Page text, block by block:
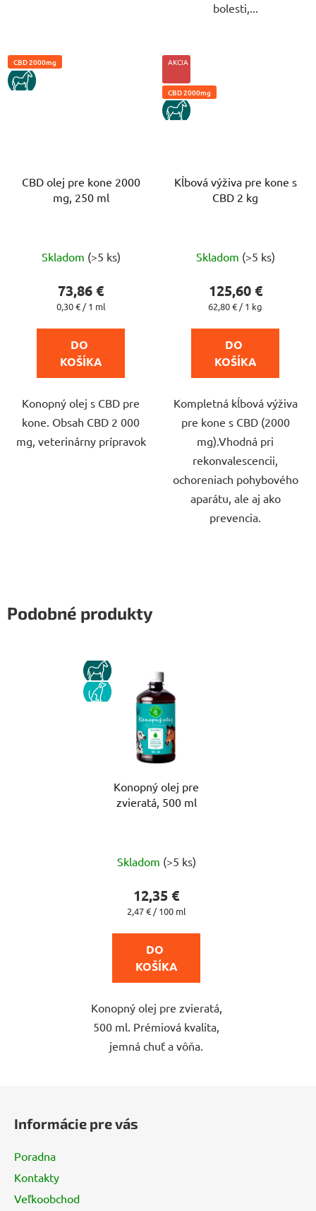
bolesti,...
CBD 2000mg
KUN
CBD olej pre kone 2000
mg, 250 ml
hodnotenie
je
z
5
hviezdičiek.
Skladom (>5 ks)
73,86 €
Jednotková
0,30 € / 1 ml
DO
KOŠÍKA
Konopný olej s CBD pre
kone. Obsah CBD 2 000
mg, veterinárny prípravok
AKCIA
CBD 2000mg
KUN
Kĺbová výživa pre kone s
CBD 2 kg
hodnotenie
je
z
5
hviezdičiek.
Skladom (>5 ks)
125,60 €
Jednotková
62,80 € / 1 kg
DO
KOŠÍKA
Kompletná kĺbová výživa
pre kone s CBD (2000
mg).Vhodná pri
rekonvalescencii,
ochoreniach pohybového
aparátu, ale aj ako
prevencia.
Podobné produkty
KUN
PES
Konopný olej pre
zvieratá, 500 ml
hodnotenie
produktu
je
z
5
hviezdičiek.
Skladom (>5 ks)
12,35 €
Jednotková
2,47 € / 100 ml
DO
KOŠÍKA
Konopný olej pre zvieratá,
500 ml. Prémiová kvalita,
jemná chuť a vôňa.
Informácie pre vás
Poradna
Kontakty
Veľkoobchod